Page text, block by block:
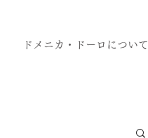
ドメニカ・ドーロについて